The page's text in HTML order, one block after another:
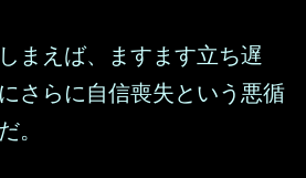
まえば、ますます立ち遅
さらに自信喪失という悪循
。